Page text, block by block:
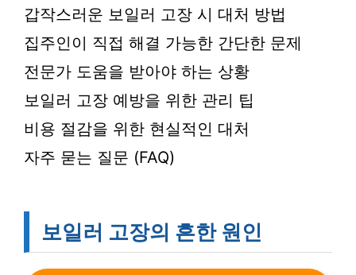
갑작스러운 보일러 고장 시 대처 방법
집주인이 직접 해결 가능한 간단한 문제
전문가 도움을 받아야 하는 상황
보일러 고장 예방을 위한 관리 팁
비용 절감을 위한 현실적인 대처
자주 묻는 질문 (FAQ)
보일러 고장의 흔한 원인